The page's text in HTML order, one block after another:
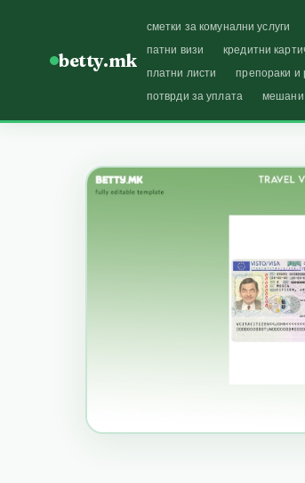
betty.mk
сметки за комунални услуги
патни визи
кредитни
платни листи
препораки
потврди за уплата
мешани